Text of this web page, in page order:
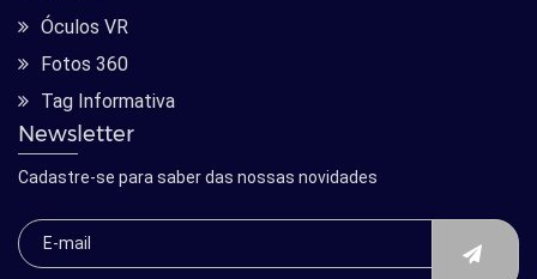
Óculos VR
Fotos 360
Tag Informativa
Newsletter
Cadastre-se para saber das nossas novidades